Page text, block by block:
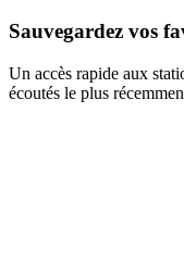
Sauvegardez vos
Un accès rapide aux
écoutés le plus